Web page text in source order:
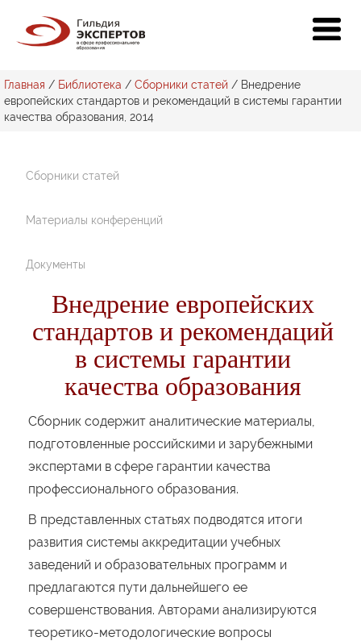
Главная / Библиотека / Сборники статей / Внедрение
европейских стандартов и рекомендаций в системы гарантии
качества образования, 2014
Сборники статей
Материалы конференций
Документы
Внедрение европейских
стандартов и рекомендаций
в системы гарантии
качества образования
Сборник содержит аналитические материалы,
подготовленные российскими и зарубежными
экспертами в сфере гарантии качества
профессионального образования.
В представленных статьях подводятся итоги
развития системы аккредитации учебных
заведений и образовательных программ и
предлагаются пути дальнейшего ее
совершенствования. Авторами анализируются
теоретико-методологические вопросы